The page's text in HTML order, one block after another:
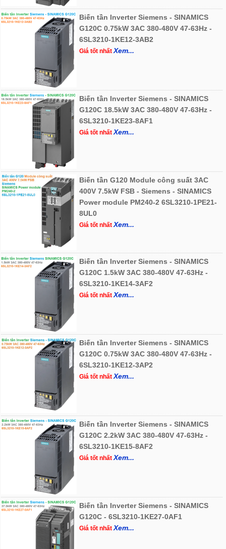
Biến tần Inverter Siemens - SINAMICS
G120C 0.75kW 3AC 380-480V 47-63Hz -
6SL3210-1KE12-3AB2
Giá tốt nhấtXem...
Biến tần Inverter Siemens - SINAMICS
G120C 18.5kW 3AC 380-480V 47-63Hz -
6SL3210-1KE23-8AF1
Giá tốt nhấtXem...
Biến tần G120 Module công suất 3AC
400V 7.5kW FSB - Siemens - SINAMICS
Power module PM240-2 6SL3210-1PE21-
8UL0
Giá tốt nhấtXem...
Biến tần Inverter Siemens - SINAMICS
G120C 1.5kW 3AC 380-480V 47-63Hz -
6SL3210-1KE14-3AF2
Giá tốt nhấtXem...
Biến tần Inverter Siemens - SINAMICS
G120C 0.75kW 3AC 380-480V 47-63Hz -
6SL3210-1KE12-3AP2
Giá tốt nhấtXem...
Biến tần Inverter Siemens - SINAMICS
G120C 2.2kW 3AC 380-480V 47-63Hz -
6SL3210-1KE15-8AF2
Giá tốt nhấtXem...
Biến tần Inverter Siemens - SINAMICS
G120C - 6SL3210-1KE27-0AF1
Giá tốt nhấtXem...